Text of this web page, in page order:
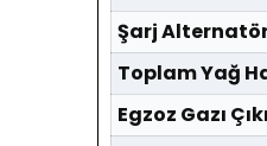
Şarj Alternatör
Toplam Yağ
Egzoz Gazı